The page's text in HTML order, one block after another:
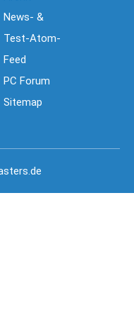
News- &
Test-Atom-
Feed
PC Forum
Sitemap